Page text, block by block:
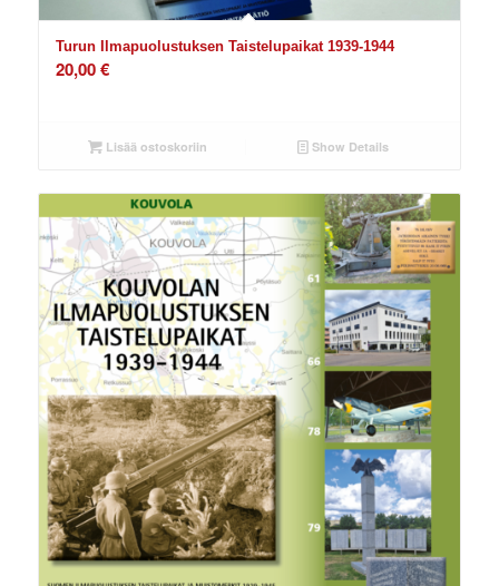
Turun Ilmapuolustuksen Taistelupaikat 1939-1944
20,00€
Lisää ostoskoriin Show Details